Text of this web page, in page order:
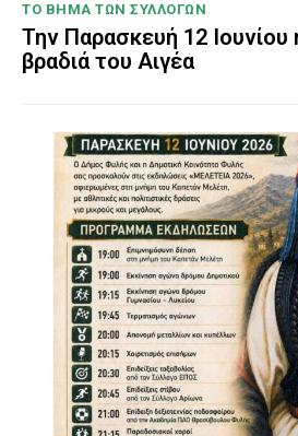
ΤΟ ΒΗΜΑ ΤΩΝ ΣΥΛΛΟΓΩΝ
Την Παρασκευή 12 Ιουνίου
βραδιά του Αιγέα